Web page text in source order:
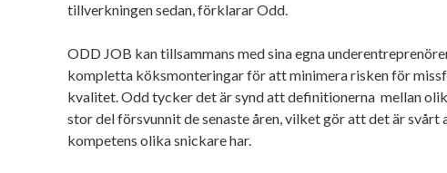
tillverkningen sedan, förklarar Odd.
ODD JOB kan tillsammans med sina egna
kompletta köksmonteringar för att minimera risken för
kvalitet. Odd tycker det är synd att definitionerna mellan
stor del försvunnit de senaste åren, vilket gör att det är svårt
kompetens olika snickare har.